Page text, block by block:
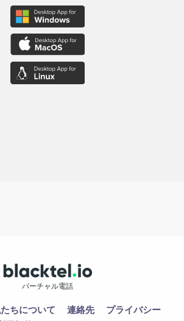
バーチャル電話
ちについて 連絡先
プライバシー